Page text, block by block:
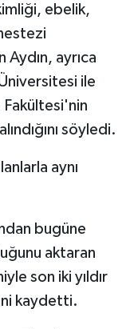
ebelik,
Aydın, ayrıca
ile
Fakültesi'nin
söyledi.
aynı
bugüne
aktaran
son iki yıldır
kaydetti.